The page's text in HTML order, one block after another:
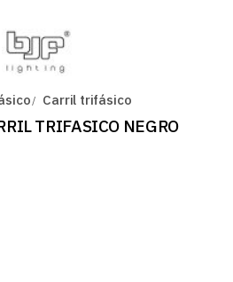
Carril trifásico
TRIFASICO NEGRO